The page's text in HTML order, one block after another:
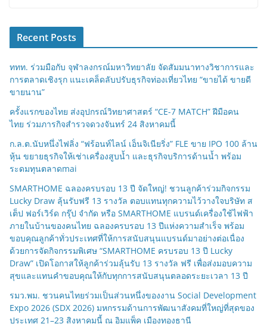
Recent Posts
ททท. ร่วมมือกับ จุฬาลงกรณ์มหาวิทยาลัย จัดสัมมนาทางวิชาการและ
การตลาดเชิงรุก แนะเคล็ดลับปรับธุรกิจท่องเที่ยวไทย “ขายได้ ขายดี
ขายนาน”
ครั้งแรกของไทย ส่งอุปกรณ์วิทยาศาสตร์ “CE-7 MATCH” ฝีมือคน
ไทย ร่วมภารกิจสำรวจดวงจันทร์ 24 สิงหาคมนี้
ก.ล.ต.นับหนึ่งไฟลิ่ง “ฟร้อนท์ไลน์ เอ็นจิเนียริ่ง” FLE ขาย IPO 100 ล้าน
หุ้น ขยายธุรกิจให้เช่าเครื่องสูบน้ำ และธุรกิจบริการด้านน้ำ พร้อม
ระดมทุนตลาดmai
SMARTHOME ฉลองครบรอบ 13 ปี จัดใหญ่! ชวนลูกค้าร่วมกิจกรรม
Lucky Draw ลุ้นรับฟรี 13 รางวัล ตอบแทนทุกความไว้วางใจบริษัท ส
เต็ป ฟอร์เวิร์ด กรุ๊ป จำกัด หรือ SMARTHOME แบรนด์เครื่องใช้ไฟฟ้า
ภายในบ้านของคนไทย ฉลองครบรอบ 13 ปีแห่งความสำเร็จ พร้อม
ขอบคุณลูกค้าทั่วประเทศที่ให้การสนับสนุนแบรนด์มาอย่างต่อเนื่อง
ด้วยการจัดกิจกรรมพิเศษ “SMARTHOME ครบรอบ 13 ปี Lucky
Draw” เปิดโอกาสให้ลูกค้าร่วมลุ้นรับ 13 รางวัล ฟรี เพื่อส่งมอบความ
สุขและแทนคำขอบคุณให้กับทุกการสนับสนุนตลอดระยะเวลา 13 ปี
รมว.พม. ชวนคนไทยร่วมเป็นส่วนหนึ่งของงาน Social Development
Expo 2026 (SDX 2026) มหกรรมด้านการพัฒนาสังคมที่ใหญ่ที่สุดของ
ประเทศ 21–23 สิงหาคมนี้ ณ อิมแพ็ค เมืองทองธานี